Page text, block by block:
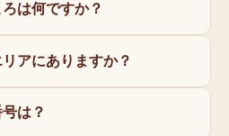
は何ですか？
アにありますか？
は？